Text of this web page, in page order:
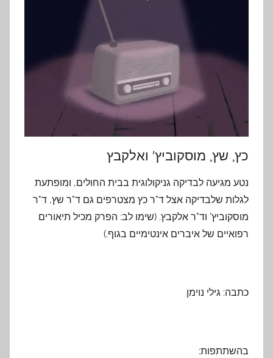
כץ, שץ, מוסקוביץ' ואלקבץ
נטע מגיעה לבדיקה גניקולוגית בבית החולים, ומופתעת
לגלות שלבדיקה אצל ד"ר כץ מצטרפים גם ד"ר שץ, ד"ר
מוסקוביץ' וד"ר אלקבץ. (שימו לב: הפרק מכיל תיאורים
רפואיים של איברים אינטימיים בגוף.)
כתבה: גילי נוימן
בהשתתפות: